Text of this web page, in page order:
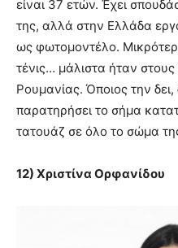
είναι 37 ετών. Έχει
της, αλλά στην Ελλάδα
ως φωτομοντέλο.
τένις… μάλιστα ήταν
Ρουμανίας. Όποιος την
παρατηρήσει το σήμα
τατουάζ σε όλο το σώμα
12) Χριστίνα Ορφανίδου